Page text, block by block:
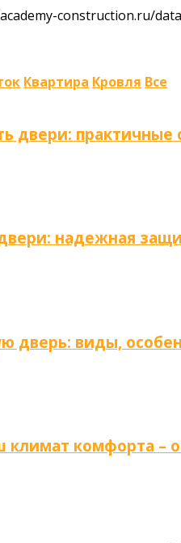
construction.ru/
Квартира Кровля Все
двери: практичные
надежная
дверь: виды,
климат комфорта –